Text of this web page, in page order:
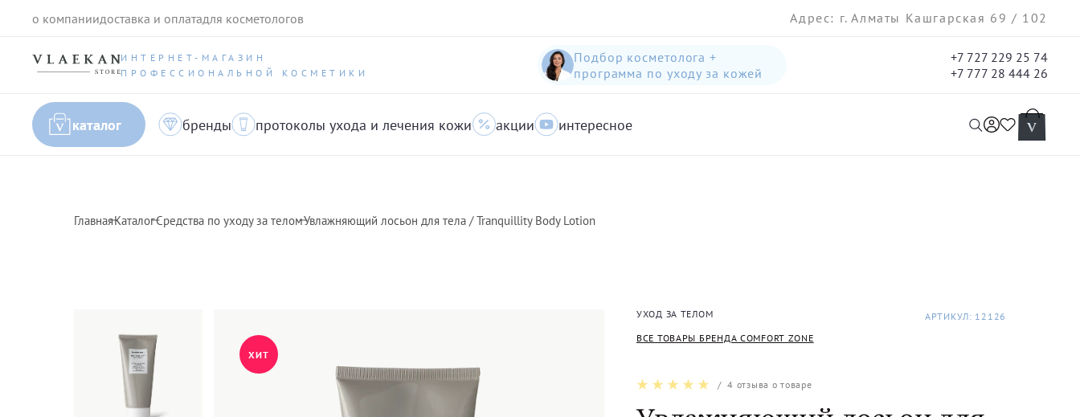
о компаниидоставка и оплатадля косметологов Адрес: г. Алматы Кашгарская 69 / 102
ИНТЕРНЕТ-МАГАЗИН
ПРОФЕССИОНАЛЬНОЙ КОСМЕТИКИ
Подбор косметолога +
программа по уходу за кожей
+7 727 229 25 74
+7 777 28 444 26
каталог бренды протоколы ухода и лечения кожи акции интересное
ГлавнаяКаталогСредства по уходу за теломУвлажняющий лосьон для тела / Tranquillity Body Lotion
ХИТ
УХОД ЗА ТЕЛОМ
ВСЕ ТОВАРЫ БРЕНДА COMFORT ZONE
АРТИКУЛ: 12126
/4 отзыва о товаре